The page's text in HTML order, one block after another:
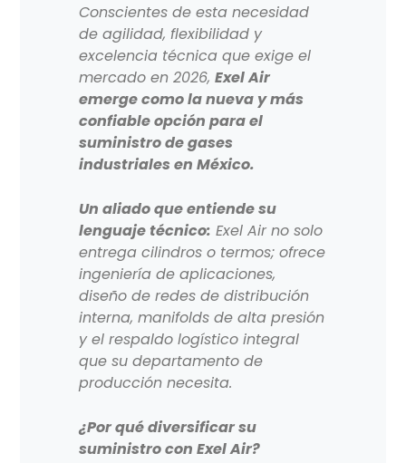
Conscientes de esta necesidad
de agilidad, flexibilidad y
excelencia técnica que exige el
mercado en 2026,Exel Air
emerge como la nueva y más
confiable opción para el
suministro de gases
industriales en México.
Un aliado que entiende su
lenguaje técnico: Exel Air no solo
entrega cilindros o termos; ofrece
ingeniería de aplicaciones,
diseño de redes de distribución
interna, manifolds de alta presión
y el respaldo logístico integral
que su departamento de
producción necesita.
¿Por qué diversificar su
suministro con Exel Air?